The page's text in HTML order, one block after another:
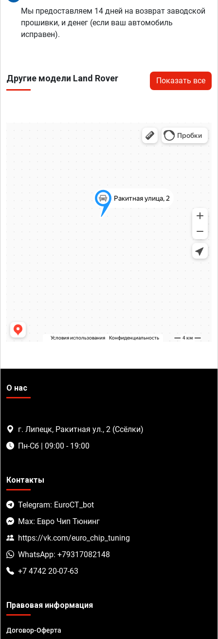
Мы предоставляем 14 дней на возврат заводской
прошивки, и денег (если ваш автомобиль
исправен).
Другие модели Land Rover Показать все
О нас
г. Липецк, Ракитная ул., 2 (Ссёлки)
Пн-Сб | 09:00 - 19:00
Контакты
Telegram: EuroCT_bot
Max: Евро Чип Тюнинг
https://vk.com/euro_chip_tuning
WhatsApp: +79317082148
+7 4742 20-07-63
Правовая информация
Договор-Оферта